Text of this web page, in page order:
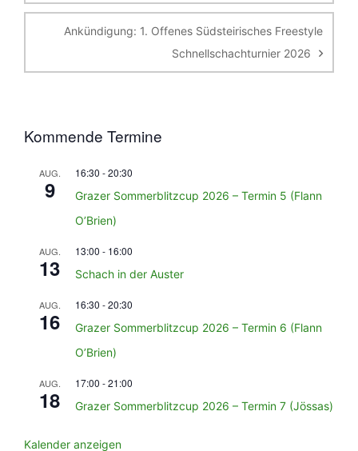
Ankündigung: 1. Offenes Südsteirisches Freestyle
Schnellschachturnier 2026
Kommende Termine
AUG.
9
16:30 -20:30
Grazer Sommerblitzcup 2026 – Termin 5 (Flann
O’Brien)
AUG.
13
13:00 - 16:00
Schach in der Auster
AUG.
16
16:30 -20:30
Grazer Sommerblitzcup 2026 – Termin 6 (Flann
O’Brien)
AUG.
18
17:00 -21:00
Grazer Sommerblitzcup 2026 – Termin 7 (Jössas)
Kalender anzeigen